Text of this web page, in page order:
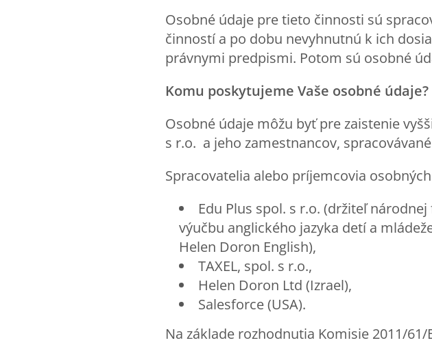
Osobné údaje pre tieto činnosti sú
činností a po dobu nevyhnutnú k ich
právnymi predpismi. Potom sú osobné
Komu poskytujeme Vaše osobné údaje?
Osobné údaje môžu byť pre zaistenie
s r.o. a jeho zamestnancov,
Spracovatelia alebo príjemcovia
Edu Plus spol. s r.o. (držiteľ
výučbu anglického jazyka detí a
Helen Doron English),
TAXEL, spol. s r.o.,
Helen Doron Ltd (Izrael),
Salesforce (USA).
Na základe rozhodnutia Komisie 2011/